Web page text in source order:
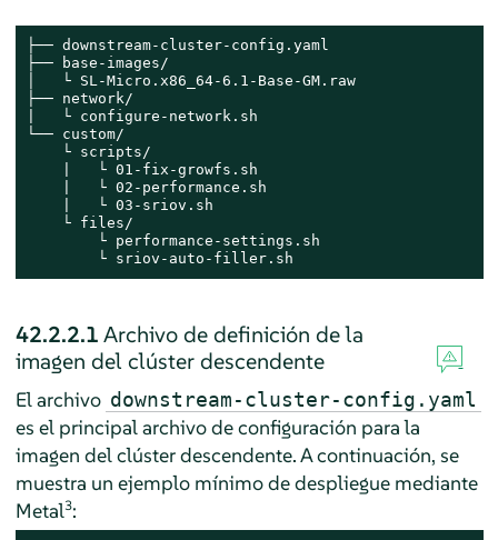
├── downstream-cluster-config.yaml
├── base-images/
│   └ SL-Micro.x86_64-6.1-Base-GM.raw
├── network/
|   └ configure-network.sh
└── custom/
    └ scripts/
    |   └ 01-fix-growfs.sh
    |   └ 02-performance.sh
    |   └ 03-sriov.sh
    └ files/
        └ performance-settings.sh
        └ sriov-auto-filler.sh
42.2.2.1Archivo de definición de la
imagen del clúster descendente
El archivo downstream-cluster-config.yaml
es el principal archivo de configuración para la
imagen del clúster descendente. A continuación, se
muestra un ejemplo mínimo de despliegue mediante
Metal3: